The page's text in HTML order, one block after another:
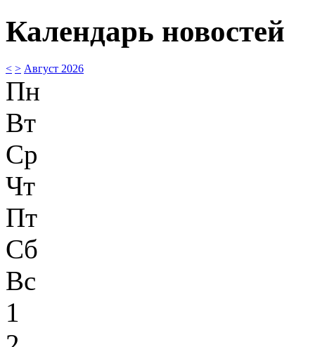
Календарь новостей
< > Август 2026
Пн
Вт
Ср
Чт
Пт
Сб
Вс
1